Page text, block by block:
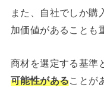
また、自社でしか購
加価値があることも
商材を選定する基準
可能性があることが